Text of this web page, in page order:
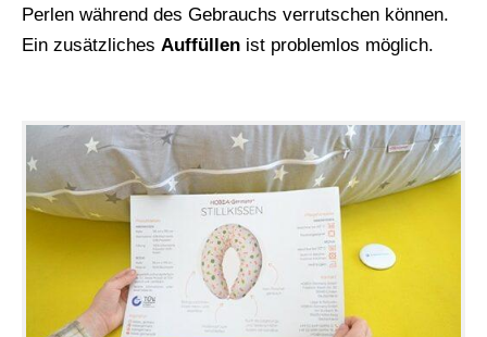
Perlen während des Gebrauchs verrutschen können.
Ein zusätzliches Auffüllen ist problemlos möglich.